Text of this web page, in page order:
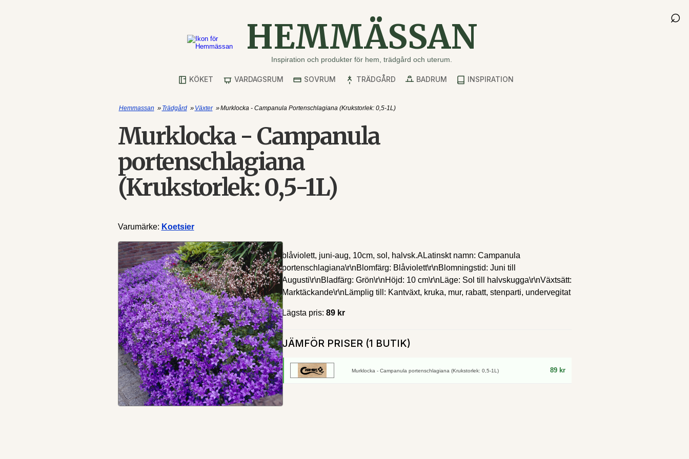
HEMMÄSSAN
Inspiration och produkter för hem, trädgård och uterum.
⌕
KÖKET VARDAGSRUM SOVRUM TRÄDGÅRD BADRUM INSPIRATION
Hemmassan » Trädgård » Växter »Murklocka - Campanula Portenschlagiana (Krukstorlek: 0,5-1L)
Murklocka - Campanula
portenschlagiana
(Krukstorlek: 0,5-1L)
Varumärke: Koetsier
blåviolett, juni-aug, 10cm, sol, halvsk.ALatinskt namn: Campanula
portenschlagiana\r\nBlomfärg: Blåviolett\r\nBlomningstid: Juni till
Augusti\r\nBladfärg: Grön\r\nHöjd: 10 cm\r\nLäge: Sol till halvskugga\r\nVäxtsätt:
Marktäckande\r\nLämplig till: Kantväxt, kruka, mur, rabatt, stenparti, undervegitat
Lägsta pris: 89 kr
JÄMFÖR PRISER (1 BUTIK)
Murklocka - Campanula portenschlagiana (Krukstorlek: 0,5-1L) 89 kr